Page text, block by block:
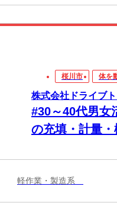
桜川市 体を
株式会社ドライブ
#30～40代男女
の充填・計量
不安なく始め
軽作業・製造系